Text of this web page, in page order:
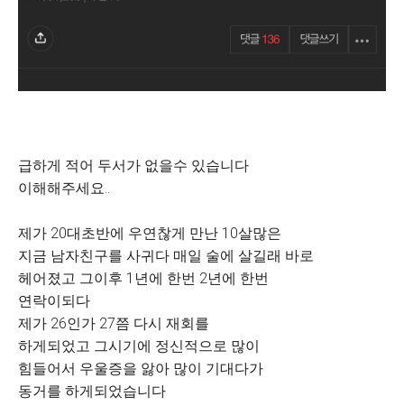
급하게 적어 두서가 없을수 있습니다
이해해주세요..
제가 20대초반에 우연찮게 만난 10살많은
지금 남자친구를 사귀다 매일 술에 살길래 바로
헤어졌고 그이후 1년에 한번 2년에 한번
연락이되다
제가 26인가 27쯤 다시 재회를
하게되었고 그시기에 정신적으로 많이
힘들어서 우울증을 앓아 많이 기대다가
동거를 하게되었습니다